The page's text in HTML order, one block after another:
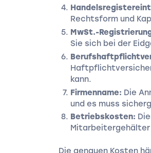
Rechtsform und
MwSt.-
Sie sich bei der
kann.
Firmenname: Die
und es muss
Betriebskosten:
Mitarbeitergehälter
Die genauen Kosten